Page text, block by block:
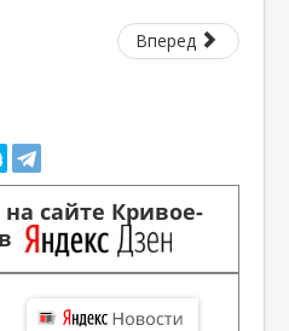
Вперед
сайте Кривое-